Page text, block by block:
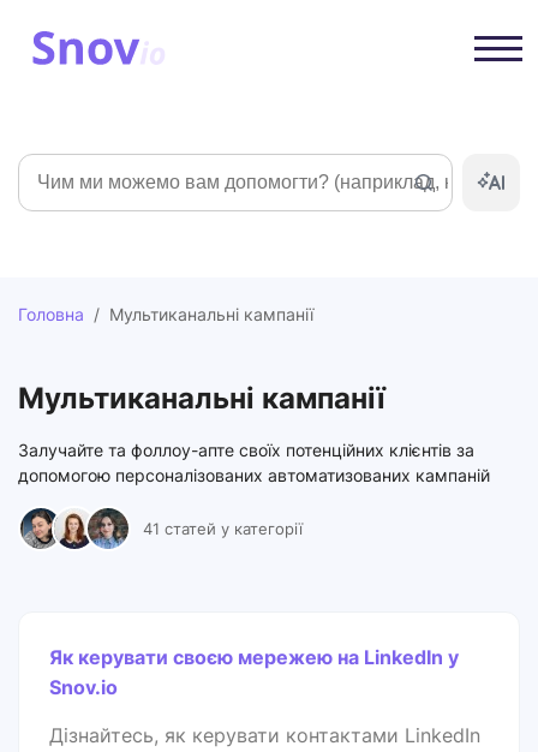
Пошук
Головна / Мультиканальні кампанії
Мультиканальні кампанії
Залучайте та фоллоу-апте своїх потенційних клієнтів за
допомогою персоналізованих автоматизованих кампаній
41 статей у категорії
Як керувати своєю мережею на LinkedIn у
Snov.io
Дізнайтесь, як керувати контактами LinkedIn